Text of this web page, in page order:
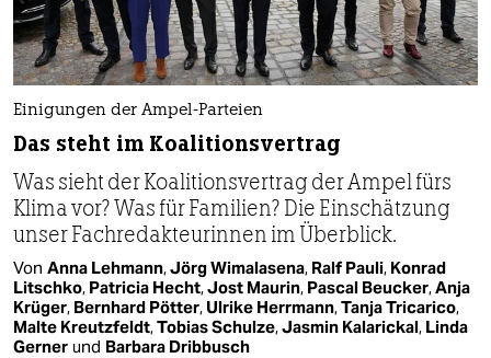
Einigungen der Ampel-Parteien
Das steht im Koalitionsvertrag
Was sieht der Koalitionsvertrag der Ampel fürs
Klima vor? Was für Familien? Die Einschätzung
unser Fachredakteurinnen im Überblick.
Von Anna Lehmann,Jörg Wimalasena, Ralf Pauli, Konrad
Litschko, Patricia Hecht,Jost Maurin, Pascal Beucker,Anja
Krüger, Bernhard Pötter, Ulrike Herrmann,Tanja Tricarico,
Malte Kreutzfeldt,Tobias Schulze,Jasmin Kalarickal, Linda
Gerner und Barbara Dribbusch